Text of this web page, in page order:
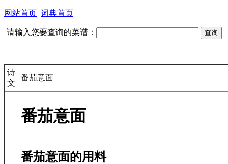
网站首页 词典首页
请输入您要查询的菜谱：
诗
文
番茄意面
番茄意面
番茄意面的用料